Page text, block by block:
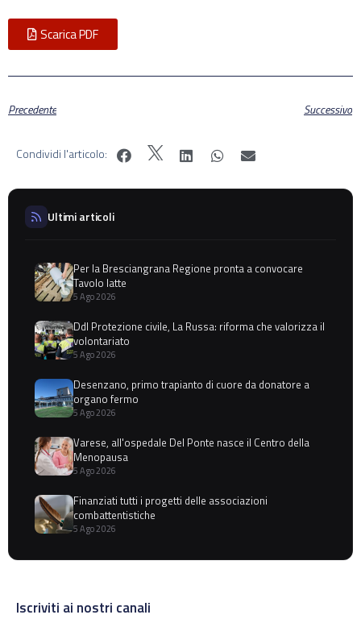
Scarica PDF
Precedente Successivo
Condividi l'articolo:
Ultimi articoli
Per la Bresciangrana Regione pronta a convocare
Tavolo latte
5 Ago 2026
Ddl Protezione civile, La Russa: riforma che valorizza il
volontariato
5 Ago 2026
Desenzano, primo trapianto di cuore da donatore a
organo fermo
5 Ago 2026
Varese, all'ospedale Del Ponte nasce il Centro della
Menopausa
5 Ago 2026
Finanziati tutti i progetti delle associazioni
combattentistiche
5 Ago 2026
Iscriviti ai nostri canali